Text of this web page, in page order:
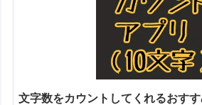
文字数をカウントしてくれるおす